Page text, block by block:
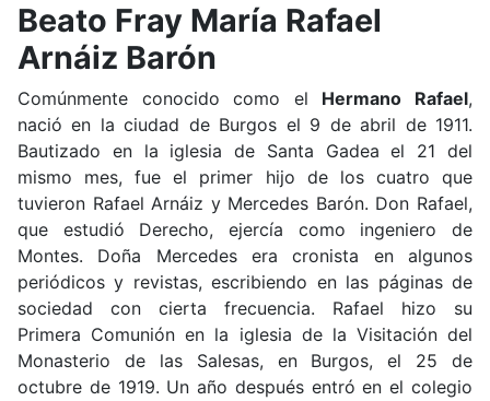
Beato Fray María Rafael
Arnáiz Barón
Comúnmente conocido como el Hermano Rafael,
nació en la ciudad de Burgos el 9 de abril de 1911.
Bautizado en la iglesia de Santa Gadea el 21 del
mismo mes, fue el primer hijo de los cuatro que
tuvieron Rafael Arnáiz y Mercedes Barón. Don Rafael,
que estudió Derecho, ejercía como ingeniero de
Montes. Doña Mercedes era cronista en algunos
periódicos y revistas, escribiendo en las páginas de
sociedad con cierta frecuencia. Rafael hizo su
Primera Comunión en la iglesia de la Visitación del
Monasterio de las Salesas, en Burgos, el 25 de
octubre de 1919. Un año después entró en el colegio